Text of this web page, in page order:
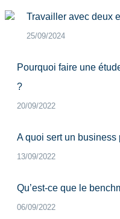
Travailler avec deux
25/09/2024
Pourquoi faire une
?
20/09/2022
A quoi sert un business
13/09/2022
Qu’est-ce que le
06/09/2022